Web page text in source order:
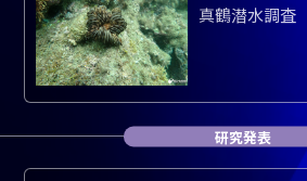
真鶴潜水調査
研究発表